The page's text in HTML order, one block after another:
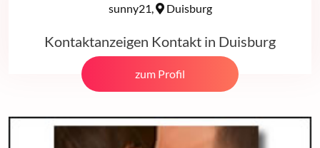
sunny21, Duisburg
Kontaktanzeigen Kontakt in Duisburg
zum Profil